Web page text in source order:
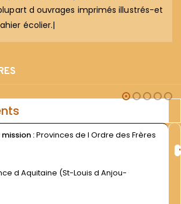
d ouvrages imprimés illustrés-et
écolier.|
:Provinces de l Ordre des Frères
d Aquitaine (St-Louis d Anjou-